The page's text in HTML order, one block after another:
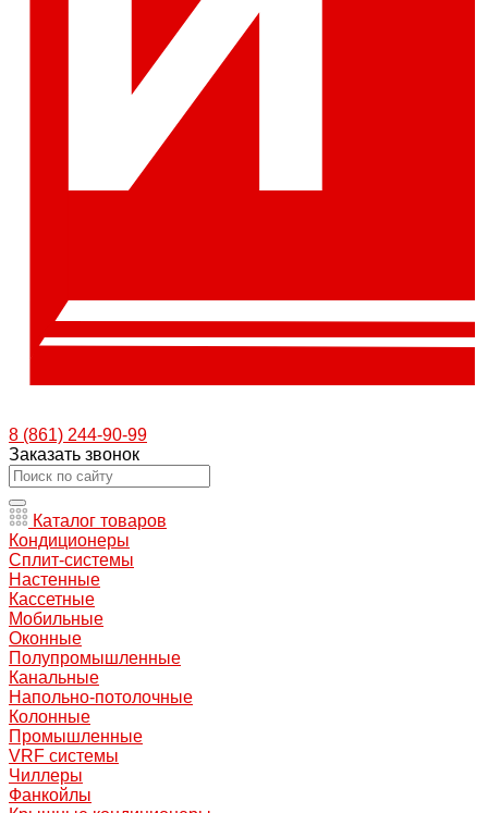
8 (861) 244-90-99
Заказать звонок
Каталог товаров
Кондиционеры
Сплит-системы
Настенные
Кассетные
Мобильные
Оконные
Полупромышленные
Канальные
Напольно-потолочные
Колонные
Промышленные
VRF системы
Чиллеры
Фанкойлы